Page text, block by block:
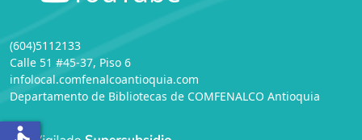
(604)5112133
Calle 51 #45-37, Piso 6
infolocal.comfenalcoantioquia.com
Departamento de Bibliotecas de COMFENALCO Antioquia